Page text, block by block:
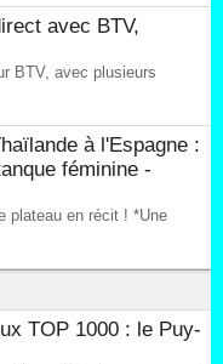
avec BTV,
BTV, avec plusieurs
à l'Espagne :
féminine -
plateau en récit ! *Une
TOP 1000 : le Puy-